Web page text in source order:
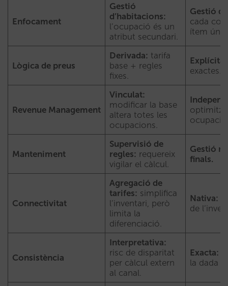
Enfocament
Gestió
d’habitacions:
l’ocupació és un
atribut secundari.
Gestió
cada
ítem
Lògica de preus
Derivada: tarifa
base + regles
fixes.
Explícita:
exactes.
Revenue Management
Vinculat:
modificar la base
altera totes les
ocupacions.
Manteniment
Supervisió de
regles: requereix
vigilar el càlcul.
Gestió
finals.
Connectivitat
Agregació de
tarifes: simplifica
l’inventari, però
limita la
diferenciació.
Nativa:
de
Consistència
Interpretativa:
risc de disparitat
per càlcul extern
al canal.
Exacta:
la dada